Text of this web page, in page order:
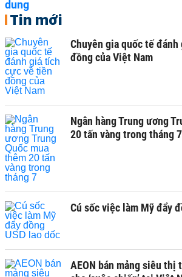
Tin mới
Chuyên gia quốc tế
đồng của Việt Nam
Ngân hàng Trung ương
20 tấn vàng trong tháng 7
Cú sốc việc làm Mỹ đẩy
AEON bán mảng siêu thị